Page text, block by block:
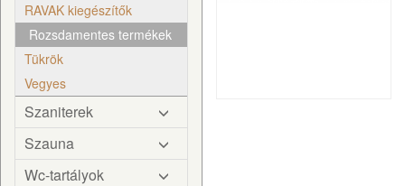
RAVAK kiegészítők
Rozsdamentes termékek
Tükrök
Vegyes
Szaniterek
Szauna
Wc-tartályok